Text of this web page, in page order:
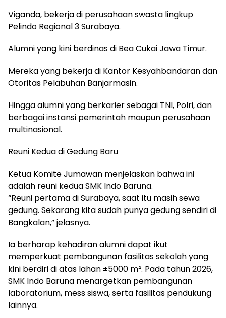
Viganda, bekerja di perusahaan swasta lingkup
Pelindo Regional 3 Surabaya.
Alumni yang kini berdinas di Bea Cukai Jawa Timur.
Mereka yang bekerja di Kantor Kesyahbandaran dan
Otoritas Pelabuhan Banjarmasin.
Hingga alumni yang berkarier sebagai TNI, Polri, dan
berbagai instansi pemerintah maupun perusahaan
multinasional.
Reuni Kedua di Gedung Baru
Ketua Komite Jumawan menjelaskan bahwa ini
adalah reuni kedua SMK Indo Baruna.
“Reuni pertama di Surabaya, saat itu masih sewa
gedung. Sekarang kita sudah punya gedung sendiri di
Bangkalan,” jelasnya.
Ia berharap kehadiran alumni dapat ikut
memperkuat pembangunan fasilitas sekolah yang
kini berdiri di atas lahan ±5000 m². Pada tahun 2026,
SMK Indo Baruna menargetkan pembangunan
laboratorium, mess siswa, serta fasilitas pendukung
lainnya.